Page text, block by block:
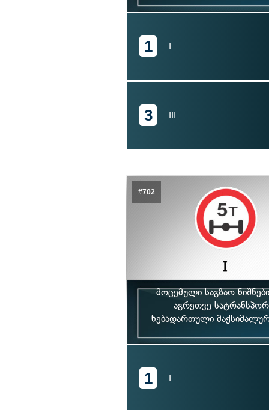
1 I
3 III
#702
მოცემული საგზაო
აგრეთვე
ნებადართული
1 I